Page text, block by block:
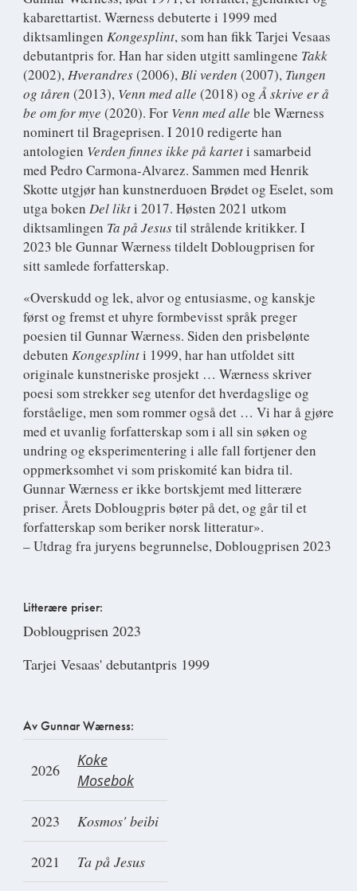
kabarettartist. Wærness debuterte i 1999 med
diktsamlingen Kongesplint, som han fikk Tarjei Vesaas
debutantpris for. Han har siden utgitt samlingene Takk
(2002),Hverandres(2006),Bli verden (2007), Tungen
og tåren (2013), Venn med alle (2018) ogÅ skrive er å
be om for mye (2020). For Venn med alle ble Wærness
nominert til Brageprisen. I 2010 redigerte han
antologien Verden finnes ikke på karteti samarbeid
med Pedro Carmona-Alvarez. Sammen med Henrik
Skotte utgjør han kunstnerduoen Brødet og Eselet, som
utga boken Del likti 2017. Høsten 2021 utkom
diktsamlingen Ta på Jesustil strålende kritikker. I
2023 ble Gunnar Wærness tildelt Doblougprisen for
sitt samlede forfatterskap.
«Overskudd og lek, alvor og entusiasme, og kanskje
først og fremst et uhyre formbevisst språk preger
poesien til Gunnar Wærness. Siden den prisbelønte
debuten Kongesplinti 1999, har han utfoldet sitt
originale kunstneriske prosjekt … Wærness skriver
poesi som strekker seg utenfor det hverdagslige og
forståelige, men som rommer også det … Vi har å gjøre
med et uvanlig forfatterskap som i all sin søken og
undring og eksperimentering i alle fall fortjener den
oppmerksomhet vi som priskomité kan bidra til.
Gunnar Wærness er ikke bortskjemt med litterære
priser. Årets Doblougpris bøter på det, og går til et
forfatterskap som beriker norsk litteratur».
– Utdrag fra juryens begrunnelse, Doblougprisen 2023
Litterære priser:
Doblougprisen 2023
Tarjei Vesaas' debutantpris 1999
Av Gunnar Wærness:
2026
Koke
Mosebok
2023 Kosmos' beibi
2021 Ta på Jesus